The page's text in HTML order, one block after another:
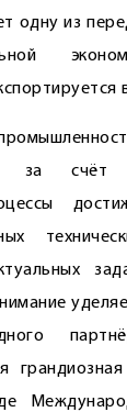
одну из
за счёт